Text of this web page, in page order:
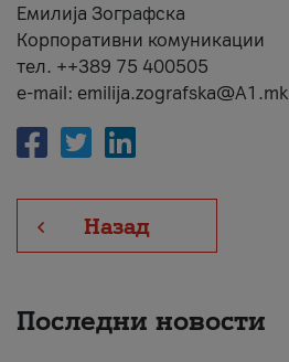
Емилија Зографска
Корпоративни комуникации
тел. ++389 75 400505
e-mail: emilija.zografska@A1.mk
Назад
Последни новости